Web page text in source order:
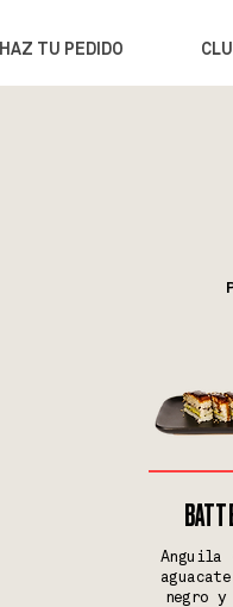
HAZ TU PEDIDO
Anguila
negro